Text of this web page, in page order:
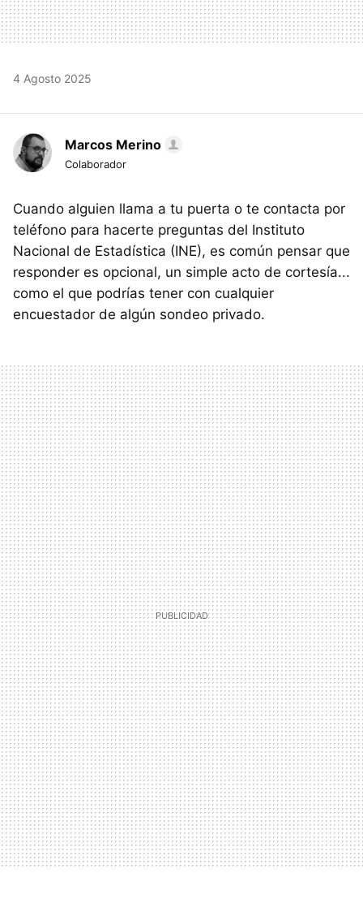
4 Agosto 2025
Marcos Merino
Colaborador
Cuando alguien llama a tu puerta o te contacta por
teléfono para hacerte preguntas del Instituto
Nacional de Estadística (INE), es común pensar que
responder es opcional, un simple acto de cortesía...
como el que podrías tener con cualquier
encuestador de algún sondeo privado.